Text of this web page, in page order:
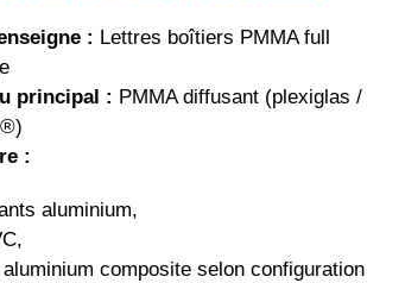
: Lettres boîtiers PMMA full
principal : PMMA diffusant (plexiglas /
:
aluminium,
composite selon configuration